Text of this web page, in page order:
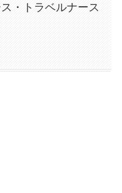
・トラベルナース